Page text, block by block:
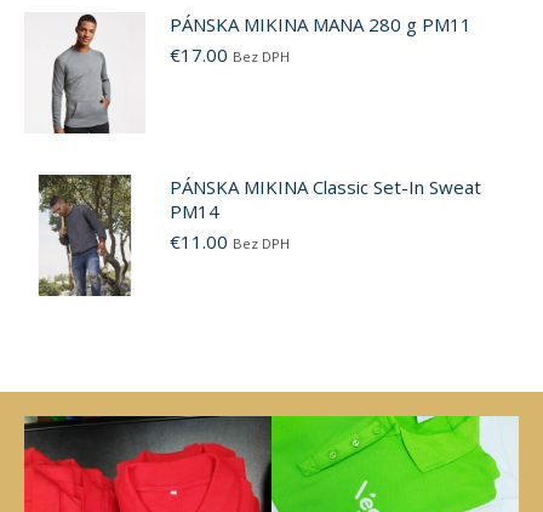
PÁNSKA MIKINA MANA 280 g PM11
€17.00 Bez DPH
PÁNSKA MIKINA Classic Set-In Sweat
PM14
€11.00 Bez DPH